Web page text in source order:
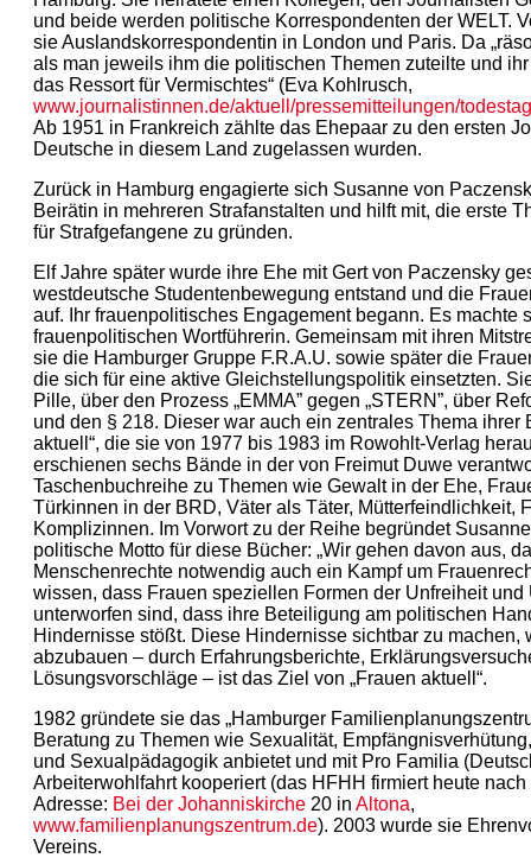
und beide werden politische Korrespondenten der WELT.
sie Auslandskorrespondentin in London und Paris. Da
als man jeweils ihm die politischen Themen zuteilte und
das Ressort für Vermischtes“ (Eva Kohlrusch,
www.journalistinnen.de/aktuell/pressemitteilungen/
Ab 1951 in Frankreich zählte das Ehepaar zu den ersten
Deutsche in diesem Land zugelassen wurden.
Zurück in Hamburg engagierte sich Susanne von
Beirätin in mehreren Strafanstalten und hilft mit, die erste
für Strafgefangene zu gründen.
Elf Jahre später wurde ihre Ehe mit Gert von Paczensky
westdeutsche Studentenbewegung entstand und die
auf. Ihr frauenpolitisches Engagement begann. Es machte
frauenpolitischen Wortführerin. Gemeinsam mit ihren
sie die Hamburger Gruppe F.R.A.U. sowie später die
die sich für eine aktive Gleichstellungspolitik einsetzten.
Pille, über den Prozess „EMMA” gegen „STERN”, über
und den § 218. Dieser war auch ein zentrales Thema ihrer
aktuell“, die sie von 1977 bis 1983 im Rowohlt-Verlag
erschienen sechs Bände in der von Freimut Duwe
Taschenbuchreihe zu Themen wie Gewalt in der Ehe,
Türkinnen in der BRD, Väter als Täter, Mütterfeindlichkeit,
Komplizinnen. Im Vorwort zu der Reihe begründet
politische Motto für diese Bücher: „Wir gehen davon aus,
Menschenrechte notwendig auch ein Kampf um
wissen, dass Frauen speziellen Formen der Unfreiheit und
unterworfen sind, dass ihre Beteiligung am politischen
Hindernisse stößt. Diese Hindernisse sichtbar zu machen,
abzubauen – durch Erfahrungsberichte,
Lösungsvorschläge – ist das Ziel von „Frauen aktuell“.
1982 gründete sie das „Hamburger
Beratung zu Themen wie Sexualität,
und Sexualpädagogik anbietet und mit Pro Familia
Arbeiterwohlfahrt kooperiert (das HFHH firmiert heute
Adresse: Bei der Johanniskirche 20 in Altona,
www.familienplanungszentrum.de). 2003 wurde sie
Vereins.